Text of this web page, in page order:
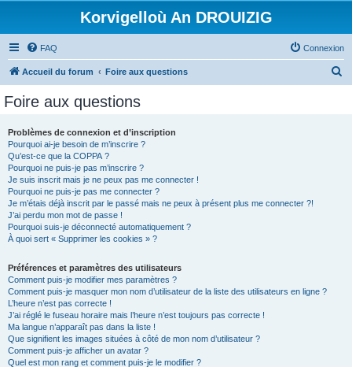
Korvigelloù An DROUIZIG
FAQ Connexion
Accueil du forum Foire aux questions
Foire aux questions
Problèmes de connexion et d’inscription
Pourquoi ai-je besoin de m’inscrire ?
Qu’est-ce que la COPPA ?
Pourquoi ne puis-je pas m’inscrire ?
Je suis inscrit mais je ne peux pas me connecter !
Pourquoi ne puis-je pas me connecter ?
Je m’étais déjà inscrit par le passé mais ne peux à présent plus me connecter ?!
J’ai perdu mon mot de passe !
Pourquoi suis-je déconnecté automatiquement ?
À quoi sert « Supprimer les cookies » ?
Préférences et paramètres des utilisateurs
Comment puis-je modifier mes paramètres ?
Comment puis-je masquer mon nom d’utilisateur de la liste des utilisateurs en ligne ?
L’heure n’est pas correcte !
J’ai réglé le fuseau horaire mais l’heure n’est toujours pas correcte !
Ma langue n’apparaît pas dans la liste !
Que signifient les images situées à côté de mon nom d’utilisateur ?
Comment puis-je afficher un avatar ?
Quel est mon rang et comment puis-je le modifier ?